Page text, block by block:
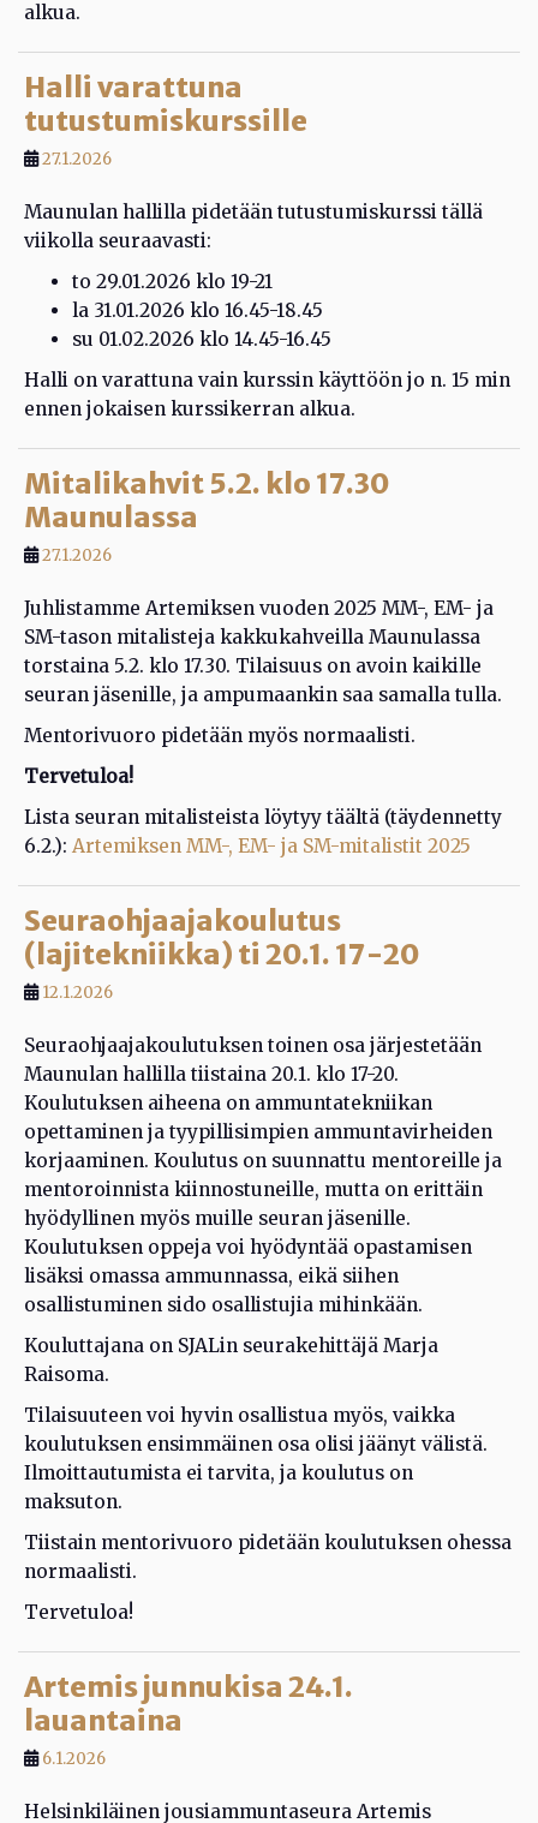
alkua.
Halli varattuna
tutustumiskurssille
27.1.2026
Maunulan hallilla pidetään tutustumiskurssi tällä
viikolla seuraavasti:
to 29.01.2026 klo 19-21
la 31.01.2026 klo 16.45-18.45
su 01.02.2026 klo 14.45-16.45
Halli on varattuna vain kurssin käyttöön jo n. 15 min
ennen jokaisen kurssikerran alkua.
Mitalikahvit 5.2. klo 17.30
Maunulassa
27.1.2026
Juhlistamme Artemiksen vuoden 2025 MM-, EM- ja
SM-tason mitalisteja kakkukahveilla Maunulassa
torstaina 5.2. klo 17.30. Tilaisuus on avoin kaikille
seuran jäsenille, ja ampumaankin saa samalla tulla.
Mentorivuoro pidetään myös normaalisti.
Tervetuloa!
Lista seuran mitalisteista löytyy täältä (täydennetty
6.2.): Artemiksen MM-, EM- ja SM-mitalistit 2025
Seuraohjaajakoulutus
(lajitekniikka) ti 20.1. 17-20
12.1.2026
Seuraohjaajakoulutuksen toinen osa järjestetään
Maunulan hallilla tiistaina 20.1. klo 17-20.
Koulutuksen aiheena on ammuntatekniikan
opettaminen ja tyypillisimpien ammuntavirheiden
korjaaminen. Koulutus on suunnattu mentoreille ja
mentoroinnista kiinnostuneille, mutta on erittäin
hyödyllinen myös muille seuran jäsenille.
Koulutuksen oppeja voi hyödyntää opastamisen
lisäksi omassa ammunnassa, eikä siihen
osallistuminen sido osallistujia mihinkään.
Kouluttajana on SJALin seurakehittäjä Marja
Raisoma.
Tilaisuuteen voi hyvin osallistua myös, vaikka
koulutuksen ensimmäinen osa olisi jäänyt välistä.
Ilmoittautumista ei tarvita, ja koulutus on
maksuton.
Tiistain mentorivuoro pidetään koulutuksen ohessa
normaalisti.
Tervetuloa!
Artemis junnukisa 24.1.
lauantaina
6.1.2026
Helsinkiläinen jousiammuntaseura Artemis